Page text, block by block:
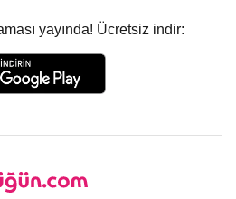
yayında! Ücretsiz indir: